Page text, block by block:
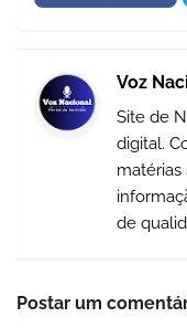
Voz
Site de
digital.
de
Postar um